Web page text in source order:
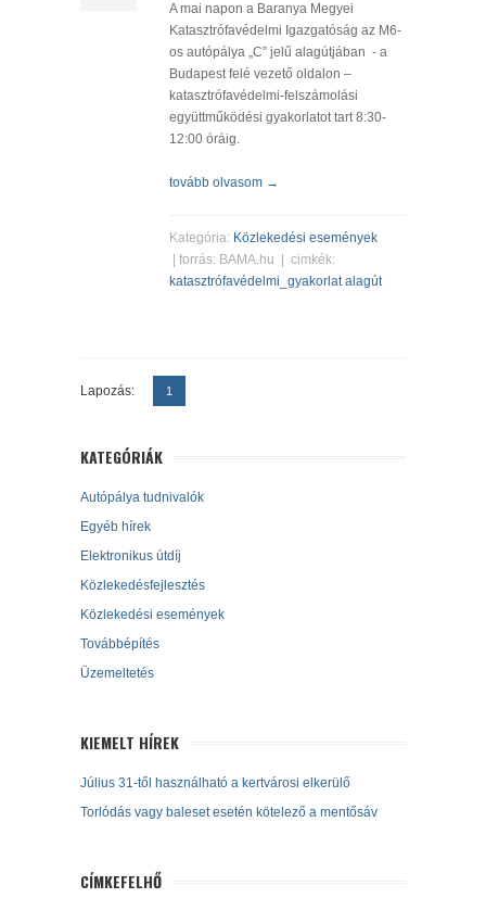
A mai napon a Baranya Megyei
Katasztrófavédelmi Igazgatóság az M6-
os autópálya „C” jelű alagútjában - a
Budapest felé vezető oldalon –
katasztrófavédelmi-felszámolási
együttműködési gyakorlatot tart 8:30-
12:00 óráig.
tovább olvasom →
Kategória: Közlekedési események
| forrás: BAMA.hu | cimkék:
katasztrófavédelmi_gyakorlat alagút
Lapozás: 1
KATEGÓRIÁK
Autópálya tudnivalók
Egyéb hírek
Elektronikus útdíj
Közlekedésfejlesztés
Közlekedési események
Továbbépítés
Üzemeltetés
KIEMELT HÍREK
Július 31-től használható a kertvárosi elkerülő
Torlódás vagy baleset esetén kötelező a mentősáv
CÍMKEFELHŐ